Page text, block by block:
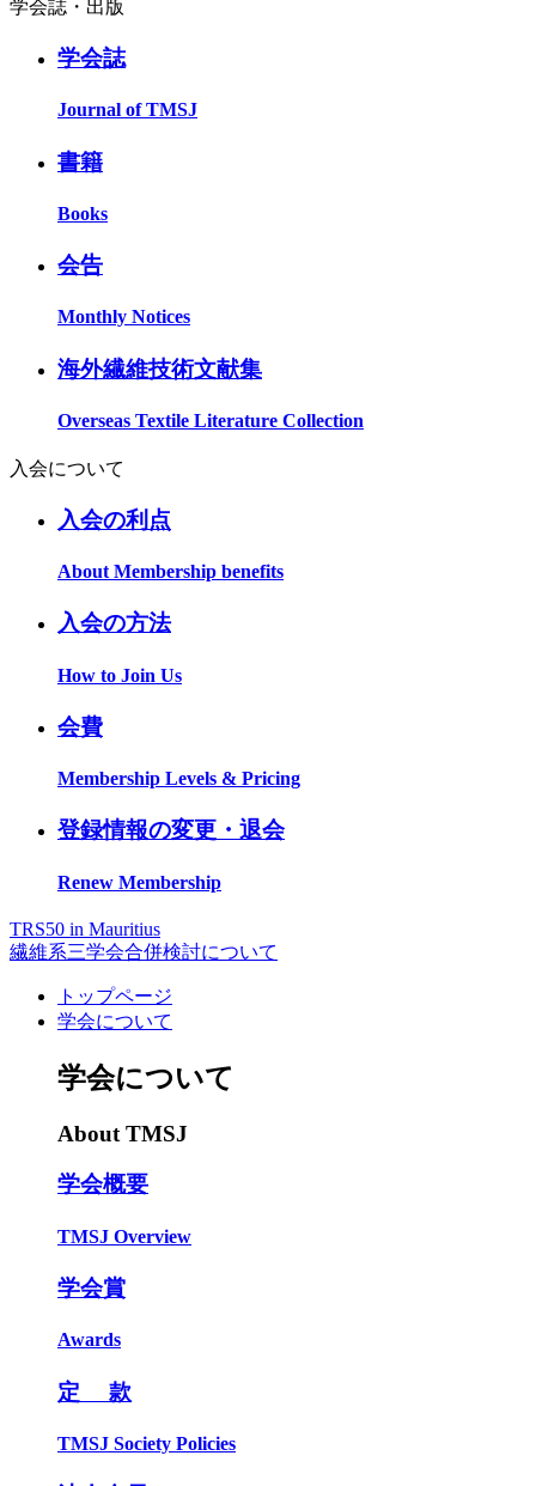
学会誌・出版
学会誌
Journal of TMSJ
書籍
Books
会告
Monthly Notices
海外繊維技術文献集
Overseas Textile Literature Collection
入会について
入会の利点
About Membership benefits
入会の方法
How to Join Us
会費
Membership Levels & Pricing
登録情報の変更・退会
Renew Membership
TRS50 in Mauritius
繊維系三学会合併検討について
トップページ
学会について
学会について
About TMSJ
学会概要
TMSJ Overview
学会賞
Awards
定 款
TMSJ Society Policies